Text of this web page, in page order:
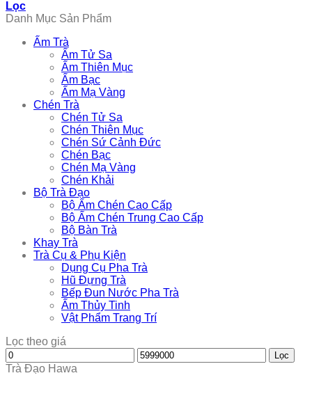
Lọc
Danh Mục Sản Phẩm
Ấm Trà
Ấm Tử Sa
Ấm Thiên Mục
Ấm Bạc
Ấm Mạ Vàng
Chén Trà
Chén Tử Sa
Chén Thiên Mục
Chén Sứ Cảnh Đức
Chén Bạc
Chén Mạ Vàng
Chén Khải
Bộ Trà Đạo
Bộ Ấm Chén Cao Cấp
Bộ Ấm Chén Trung Cao Cấp
Bộ Bàn Trà
Khay Trà
Trà Cụ & Phụ Kiện
Dụng Cụ Pha Trà
Hũ Đựng Trà
Bếp Đun Nước Pha Trà
Ấm Thủy Tinh
Vật Phẩm Trang Trí
Lọc theo giá
Giá
tối
Giá
tối
Lọc
Trà Đạo Hawa